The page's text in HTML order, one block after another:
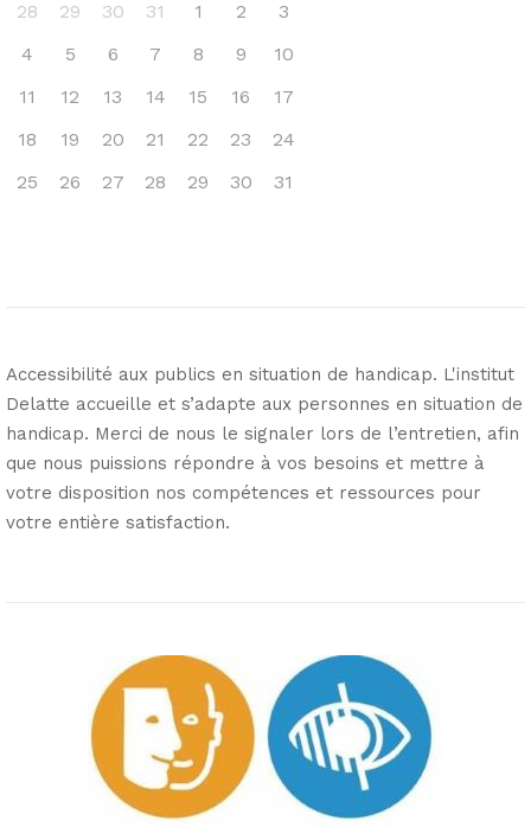
28 29 30 31 1 2
3
4
5 6 7 8 9
10
11
12 13 14 15 16
17
18
19 20 21 22 23
24
25
26 27 28 29 30 31
Accessibilité aux publics en situation de handicap. L'institut
Delatte accueille et s’adapte aux personnes en situation de
handicap. Merci de nous le signaler lors de l’entretien, afin
que nous puissions répondre à vos besoins et mettre à
votre disposition nos compétences et ressources pour
votre entière satisfaction.